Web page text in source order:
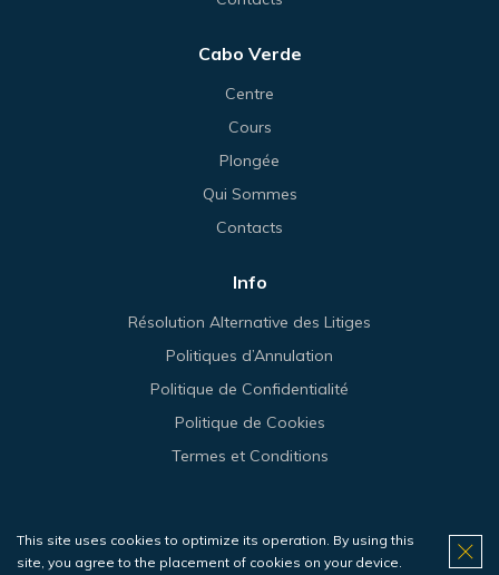
Cabo Verde
Centre
Cours
Plongée
Qui Sommes
Contacts
Info
Résolution Alternative des Litiges
Politiques d’Annulation
Politique de Confidentialité
Politique de Cookies
Termes et Conditions
© 2026 Haliotis.
This site uses cookies to optimize its operation. By using this
site, you agree to the placement of cookies on your device.